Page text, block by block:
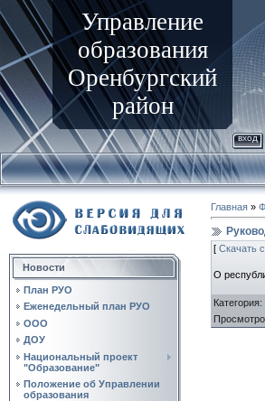
Управление
образования
Оренбургский
район
вход
Новости
План РУО
Еженедельный план РУО
ООО
ДОУ
Национальный проект
"Образование"
Положение об Управлении
образования
Главная »
[ Скачать
О
Категория: